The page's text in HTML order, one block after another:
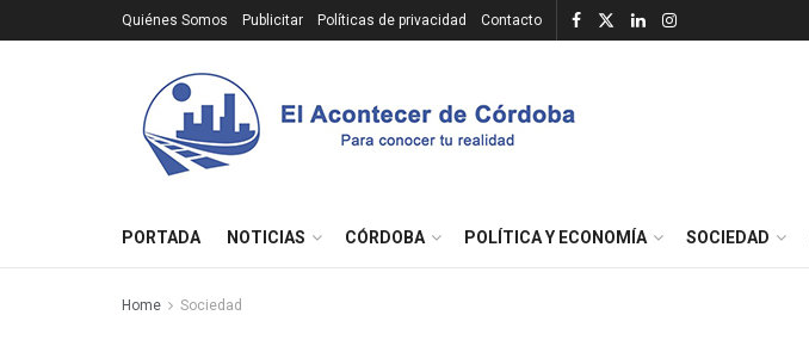
Quiénes Somos Publicitar Políticas de privacidad Contacto
PORTADA NOTICIAS CÓRDOBA POLÍTICA Y ECONOMÍA SOCIEDAD
Home Sociedad